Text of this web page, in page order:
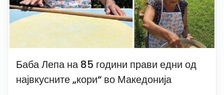
Баба Лепа на 85 години прави едни од
највкусните „кори“ во Македонија